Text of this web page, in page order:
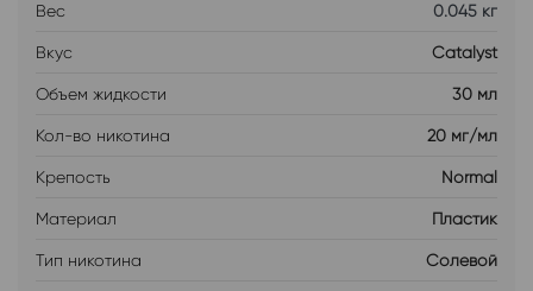
Вес 0.045 кг
Вкус Catalyst
Объем жидкости 30 мл
Кол-во никотина 20 мг/мл
Крепость Normal
Материал Пластик
Тип никотина Солевой